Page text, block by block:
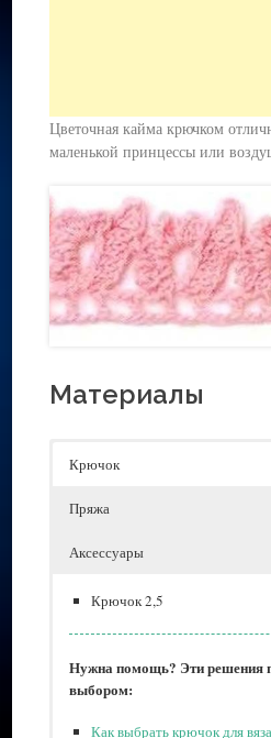
Цветочная кайма крючком
маленькой принцессы или
Материалы
Крючок
Пряжа
Аксессуары
Крючок 2,5
Нужна помощь? Эти решения
выбором:
Как выбрать крючок для